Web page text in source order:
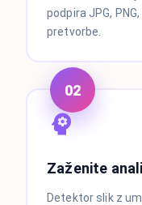
podpira JPG, PNG,
pretvorbe.
02
Zaženite
Detektor slik z